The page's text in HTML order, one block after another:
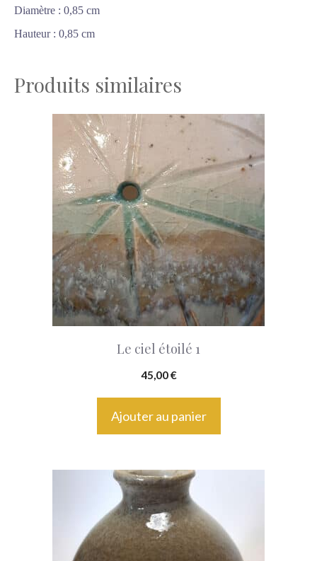
Diamètre : 0,85 cm
Hauteur : 0,85 cm
Produits similaires
Le ciel étoilé 1
45,00€
Ajouter au panier